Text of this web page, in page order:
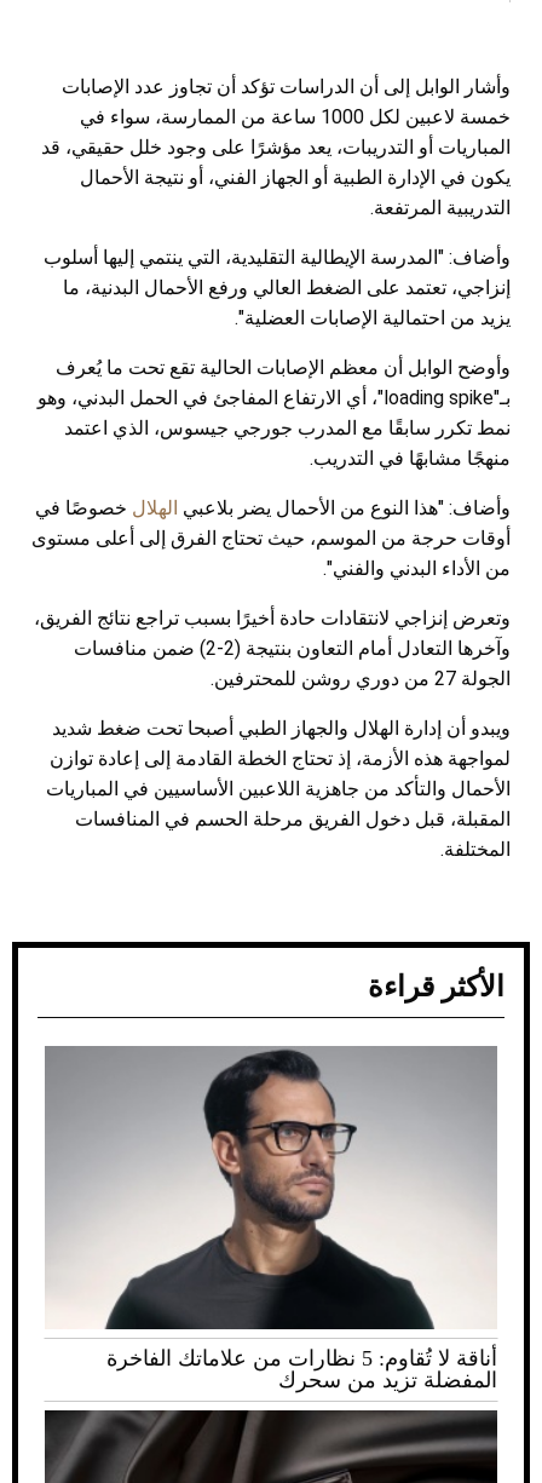
وأشار الوابل إلى أن الدراسات تؤكد أن تجاوز عدد الإصابات
خمسة لاعبين لكل 1000 ساعة من الممارسة، سواء في
المباريات أو التدريبات، يعد مؤشرًا على وجود خلل حقيقي، قد
يكون في الإدارة الطبية أو الجهاز الفني، أو نتيجة الأحمال
التدريبية المرتفعة.
وأضاف: "المدرسة الإيطالية التقليدية، التي ينتمي إليها أسلوب
إنزاجي، تعتمد على الضغط العالي ورفع الأحمال البدنية، ما
يزيد من احتمالية الإصابات العضلية".
وأوضح الوابل أن معظم الإصابات الحالية تقع تحت ما يُعرف
بـ"loading spike"، أي الارتفاع المفاجئ في الحمل البدني، وهو
نمط تكرر سابقًا مع المدرب جورجي جيسوس، الذي اعتمد
منهجًا مشابهًا في التدريب.
وأضاف: "هذا النوع من الأحمال يضر بلاعبي الهلال خصوصًا في
أوقات حرجة من الموسم، حيث تحتاج الفرق إلى أعلى مستوى
من الأداء البدني والفني".
وتعرض إنزاجي لانتقادات حادة أخيرًا بسبب تراجع نتائج الفريق،
وآخرها التعادل أمام التعاون بنتيجة (2-2) ضمن منافسات
الجولة 27 من دوري روشن للمحترفين.
ويبدو أن إدارة الهلال والجهاز الطبي أصبحا تحت ضغط شديد
لمواجهة هذه الأزمة، إذ تحتاج الخطة القادمة إلى إعادة توازن
الأحمال والتأكد من جاهزية اللاعبين الأساسيين في المباريات
المقبلة، قبل دخول الفريق مرحلة الحسم في المنافسات
المختلفة.
الأكثر قراءة
أناقة لا تُقاوم: 5 نظارات من علاماتك الفاخرة
المفضلة تزيد من سحرك